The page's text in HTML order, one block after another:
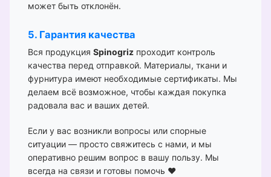
может быть отклонён.
5. Гарантия качества
Вся продукция Spinogriz проходит контроль
качества перед отправкой. Материалы, ткани и
фурнитура имеют необходимые сертификаты. Мы
делаем всё возможное, чтобы каждая покупка
радовала вас и ваших детей.
Если у вас возникли вопросы или спорные
ситуации — просто свяжитесь с нами, и мы
оперативно решим вопрос в вашу пользу. Мы
всегда на связи и готовы помочь ❤️